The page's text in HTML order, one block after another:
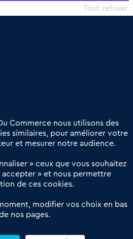
territoriales, simple et intégrant
national dédié aux transactions
au service du commerce de
Commerce nous utilisons des
similaires, pour améliorer votre
et mesurer notre audience.
» ceux que vous souhaitez
accepter » et nous permettre
de ces cookies.
modifier vos choix en bas
nos pages.
Tout refuser